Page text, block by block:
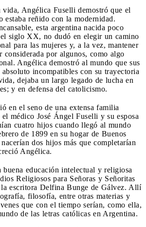
vida, Angélica Fuselli demostró que el
estaba reñido con la modernidad.
esta argentina nacida poco
siglo XX, no dudó en elegir un camino
para las mujeres y, a la vez, mantener
considerada por algunos, como algo
Angélica demostró al mundo que sus
absoluto incompatibles con su trayectoria
dejaba un largo legado de lucha en
y en defensa del catolicismo.
en el seno de una extensa familia
médico José Ángel Fuselli y su esposa
cuatro hijos cuando llegó al mundo
de 1899 en su hogar de Buenos
dos hijos más que completarían
Angélica.
educación intelectual y religiosa
Religiosos para Señoras y Señoritas
escritora Delfina Bunge de Gálvez. Allí
filosofía, entre otras materias y
que con el tiempo serían, como ella,
de las letras católicas en Argentina.